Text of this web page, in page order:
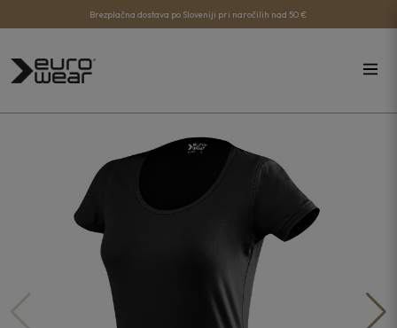
Brezplačna dostava po Sloveniji pri naročilih nad 50 €